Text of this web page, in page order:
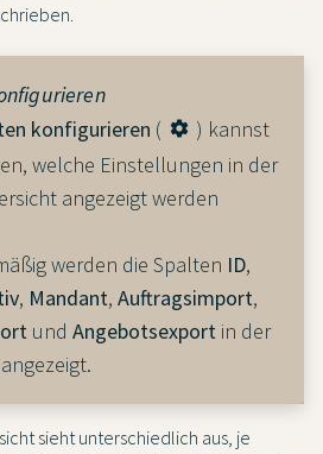
konfigurieren ( settings ) kannst
welche Einstellungen in der
angezeigt werden
werden die Spalten ID,
, Mandant, Auftragsimport,
und Angebotsexport in der
sieht unterschiedlich aus, je